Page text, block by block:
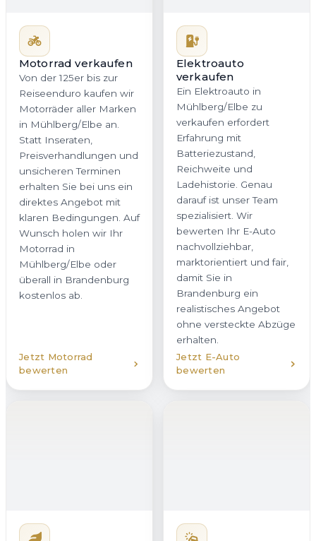
Motorrad verkaufen
Von der 125er bis zur
Reiseenduro kaufen wir
Motorräder aller Marken
in Mühlberg/Elbe an.
Statt Inseraten,
Preisverhandlungen und
unsicheren Terminen
erhalten Sie bei uns ein
direktes Angebot mit
klaren Bedingungen. Auf
Wunsch holen wir Ihr
Motorrad in
Mühlberg/Elbe oder
überall in Brandenburg
kostenlos ab.
Jetzt Motorrad
bewerten
Elektroauto
verkaufen
Ein Elektroauto in
Mühlberg/Elbe zu
verkaufen erfordert
Erfahrung mit
Batteriezustand,
Reichweite und
Ladehistorie. Genau
darauf ist unser Team
spezialisiert. Wir
bewerten Ihr E-Auto
nachvollziehbar,
marktorientiert und fair,
damit Sie in
Brandenburg ein
realistisches Angebot
ohne versteckte Abzüge
erhalten.
Jetzt E-Auto
bewerten